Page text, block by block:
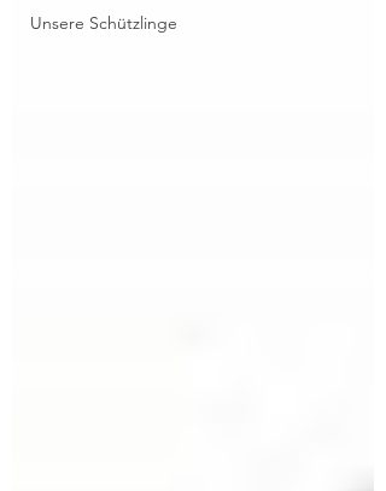
Unsere Schützlinge